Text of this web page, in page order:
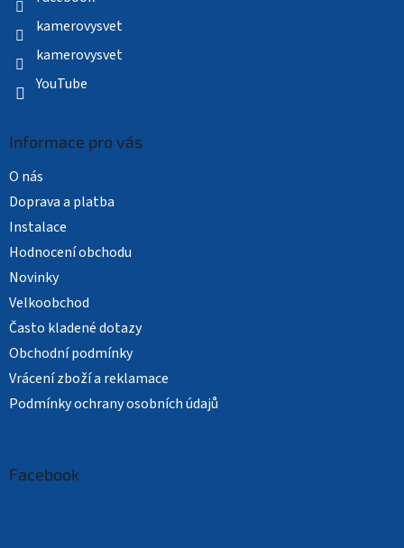
kamerovysvet
kamerovysvet
YouTube
Informace pro vás
O nás
Doprava a platba
Instalace
Hodnocení obchodu
Novinky
Velkoobchod
Často kladené dotazy
Obchodní podmínky
Vrácení zboží a reklamace
Podmínky ochrany osobních údajů
Facebook